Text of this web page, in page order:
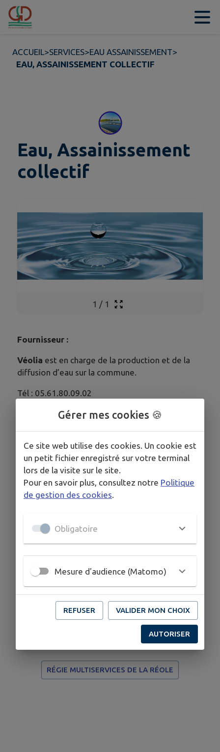
Contenu
ACCUEIL>SERVICES>EAU ASSAINISSEMENT>
EAU, ASSAINISSEMENT COLLECTIF
Eau, Assainissement
collectif
1 / 1
Fournisseur :
Véolia est en charge de la production et de la
diffusion d’eau sur la commune.
Tél : 05.61.80.09.02
Site de Véolia
Assainissement collectif :
L’assainissement collectif est assuré par
Multiservices de la Réole.
les contacter.
Du lundi au jeudi : 9h00 - 12h00 & 13h30 - 16h30
05 56 61 05 13
accueil@rmms-lareole.fr
1 avenue du Maréchal Joffre 33190 La Réole
RÉGIE MULTISERVICES DE LA RÉOLE
Gérer mes cookies 🍪
Ce site web utilise des cookies. Un cookie est
un petit fichier enregistré sur votre terminal
lors de la visite sur le site.
Pour en savoir plus, consultez notre Politique
de gestion des cookies.
Obligatoire
Mesure d'audience (Matomo)
REFUSER VALIDER MON CHOIX
AUTORISER